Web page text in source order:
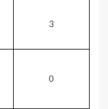
​3
​0